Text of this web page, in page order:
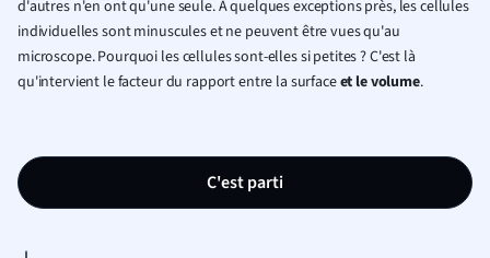
d'autres n'en ont qu'une seule. À quelques exceptions près, les cellules
individuelles sont minuscules et ne peuvent être vues qu'au
microscope. Pourquoi les cellules sont-elles si petites ? C'est là
qu'intervient le facteur du rapport entre la surfaceet le volume.
C'est parti